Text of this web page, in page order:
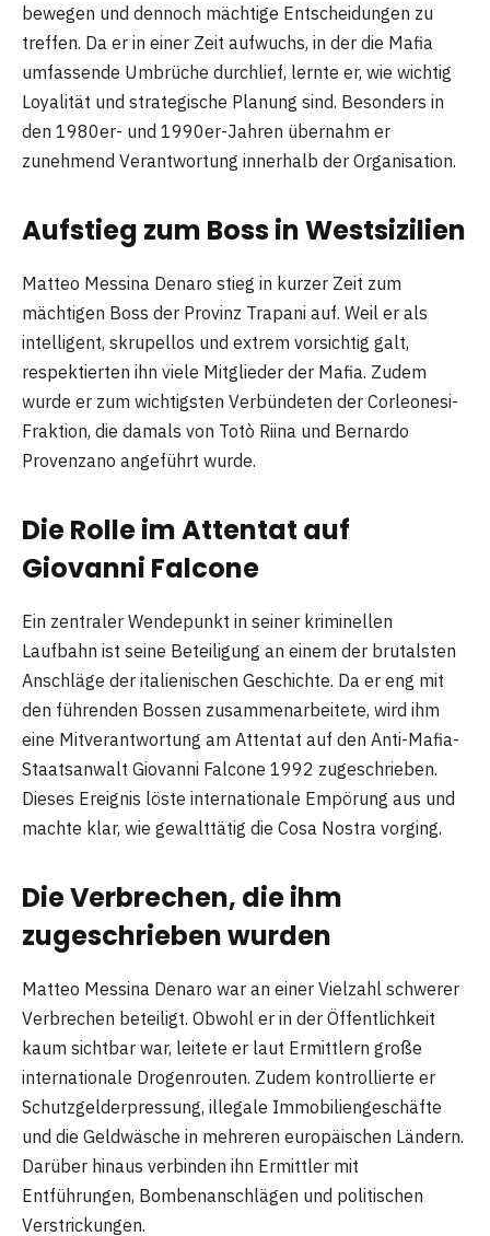
bewegen und dennoch mächtige Entscheidungen zu
treffen. Da er in einer Zeit aufwuchs, in der die Mafia
umfassende Umbrüche durchlief, lernte er, wie wichtig
Loyalität und strategische Planung sind. Besonders in
den 1980er- und 1990er-Jahren übernahm er
zunehmend Verantwortung innerhalb der Organisation.
Aufstieg zum Boss in Westsizilien
Matteo Messina Denaro stieg in kurzer Zeit zum
mächtigen Boss der Provinz Trapani auf. Weil er als
intelligent, skrupellos und extrem vorsichtig galt,
respektierten ihn viele Mitglieder der Mafia. Zudem
wurde er zum wichtigsten Verbündeten der Corleonesi-
Fraktion, die damals von Totò Riina und Bernardo
Provenzano angeführt wurde.
Die Rolle im Attentat auf
Giovanni Falcone
Ein zentraler Wendepunkt in seiner kriminellen
Laufbahn ist seine Beteiligung an einem der brutalsten
Anschläge der italienischen Geschichte. Da er eng mit
den führenden Bossen zusammenarbeitete, wird ihm
eine Mitverantwortung am Attentat auf den Anti-Mafia-
Staatsanwalt Giovanni Falcone 1992 zugeschrieben.
Dieses Ereignis löste internationale Empörung aus und
machte klar, wie gewalttätig die Cosa Nostra vorging.
Die Verbrechen, die ihm
zugeschrieben wurden
Matteo Messina Denaro war an einer Vielzahl schwerer
Verbrechen beteiligt. Obwohl er in der Öffentlichkeit
kaum sichtbar war, leitete er laut Ermittlern große
internationale Drogenrouten. Zudem kontrollierte er
Schutzgelderpressung, illegale Immobiliengeschäfte
und die Geldwäsche in mehreren europäischen Ländern.
Darüber hinaus verbinden ihn Ermittler mit
Entführungen, Bombenanschlägen und politischen
Verstrickungen.